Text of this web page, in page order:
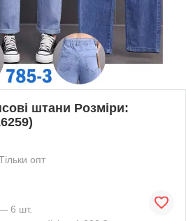
штани Розміри:
опт
6 шт.